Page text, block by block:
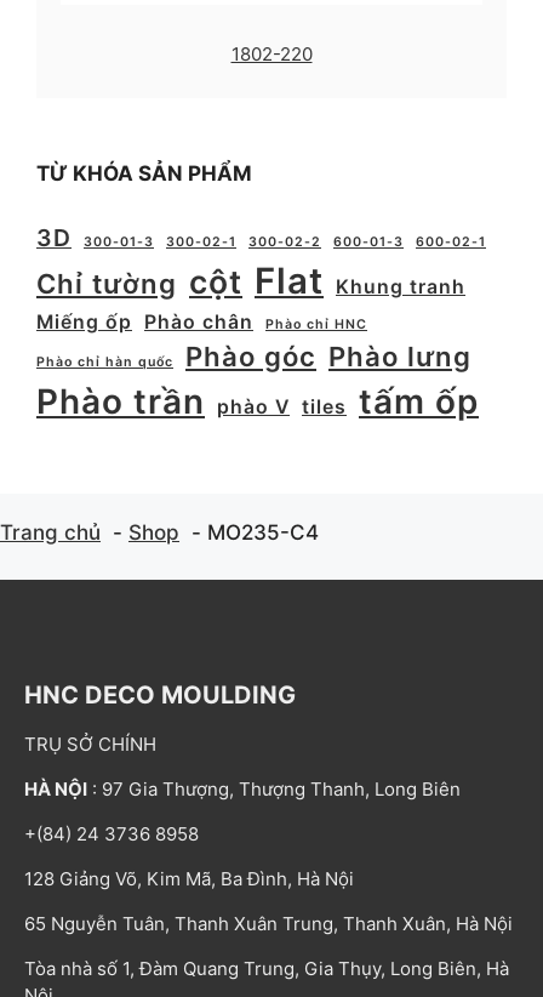
1802-220
TỪ KHÓA SẢN PHẨM
3D 300-01-3 300-02-1 300-02-2 600-01-3 600-02-1
Chỉ tường cột Flat
Khung tranh
Miếng ốp
Phào chân Phào chỉ HNC
Phào chỉ hàn quốc Phào góc Phào lưng
Phào trần phào V tiles tấm ốp
Trang chủ Shop MO235-C4
HNC DECO MOULDING
TRỤ SỞ CHÍNH
HÀ NỘI : 97 Gia Thượng, Thượng Thanh, Long Biên
+(84) 24 3736 8958
128 Giảng Võ, Kim Mã, Ba Đình, Hà Nội
65 Nguyễn Tuân, Thanh Xuân Trung, Thanh Xuân, Hà Nội
Tòa nhà số 1, Đàm Quang Trung, Gia Thụy, Long Biên, Hà